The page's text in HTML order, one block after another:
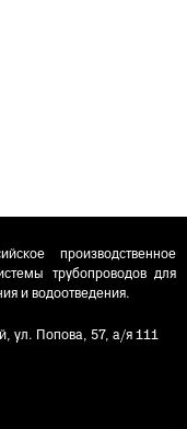
производственное
трубопроводов для
и водоотведения.
ул. Попова, 57, а/я 111